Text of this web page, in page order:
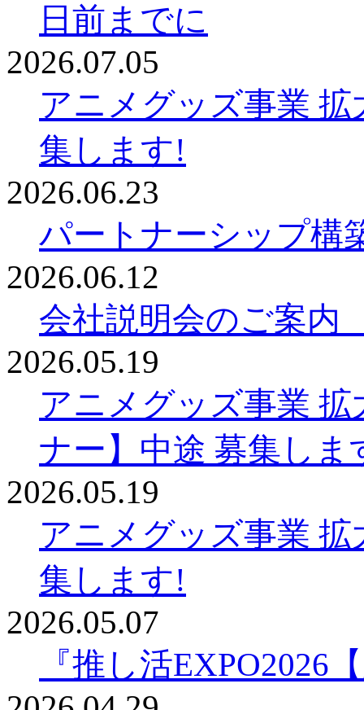
日前までに
2026.07.05
アニメグッズ事業
集します!
2026.06.23
パートナーシップ構
2026.06.12
会社説明会のご案
2026.05.19
アニメグッズ事業
ナー】中途 募集しま
2026.05.19
アニメグッズ事業
集します!
2026.05.07
『推し活EXPO2026